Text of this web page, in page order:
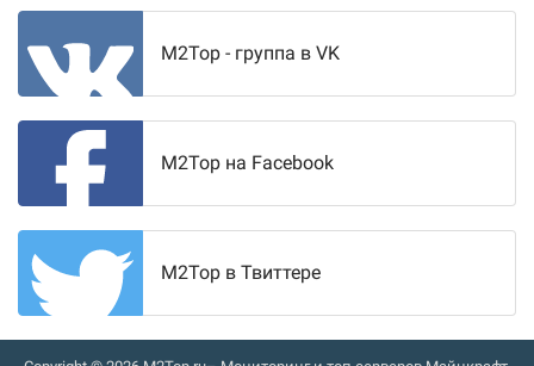
M2Top - группа в VK
M2Top на Facebook
M2Top в Твиттере